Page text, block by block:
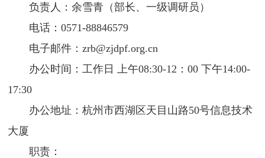
负责人：余雪青（部长、一级调研员）
电话：0571-88846579
电子邮件：zrb@zjdpf.org.cn
办公时间：工作日 上午08:30-12：00 下午14:00-
17:30
办公地址：杭州市西湖区天目山路50号信息技术
大厦
职责：